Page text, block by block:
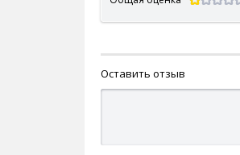
Оставить отзыв